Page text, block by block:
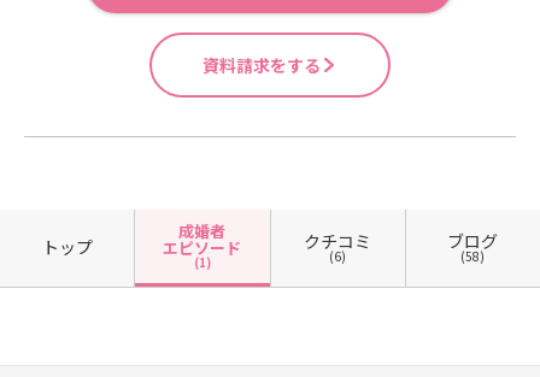
資料請求をする
トップ
成婚者
エピソード
(1)
クチコミ
(6)
ブログ
(58)